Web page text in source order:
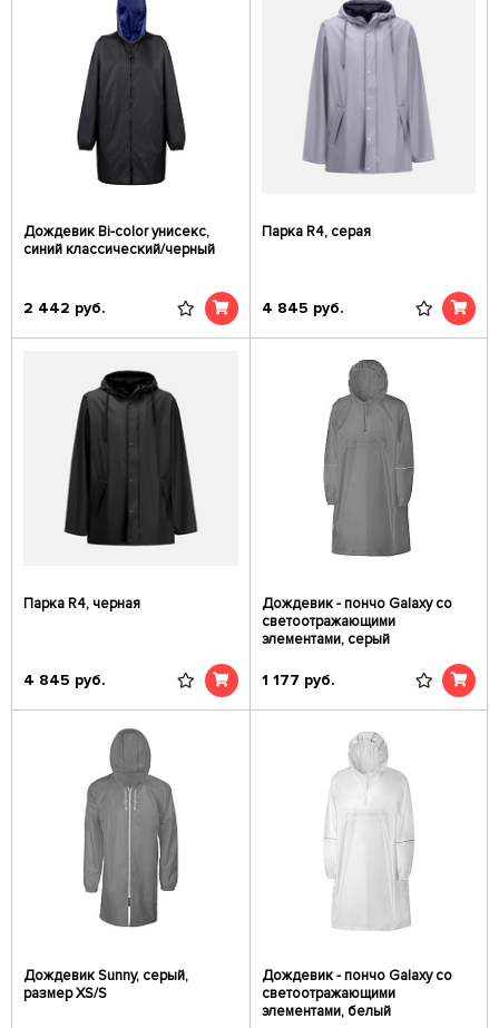
Дождевик Bi-color унисекс,
синий классический/черный
2 442 руб.
Парка R4, серая
4 845 руб.
Парка R4, черная
4 845 руб.
Дождевик - пончо Galaxy со
светоотражающими
элементами, серый
1 177 руб.
Дождевик Sunny, серый,
размер XS/S
Дождевик - пончо Galaxy со
светоотражающими
элементами, белый